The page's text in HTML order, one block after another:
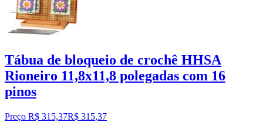
Tábua de bloqueio de crochê HHSA
Rioneiro 11,8x11,8 polegadas com 16
pinos
Preço R$ 315,37R$ 315,37